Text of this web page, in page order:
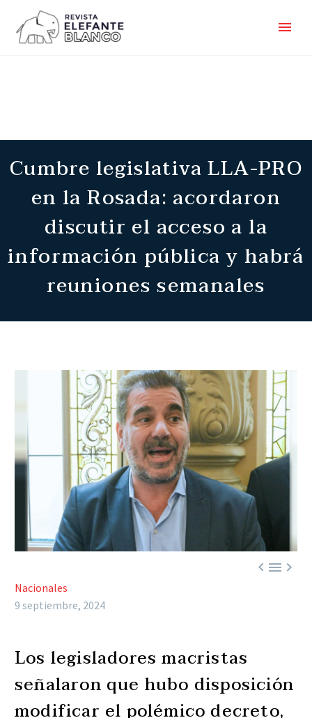
Cumbre legislativa LLA-PRO
en la Rosada: acordaron
discutir el acceso a la
información pública y habrá
reuniones semanales

Nacionales
9 septiembre, 2024
Los legisladores macristas
señalaron que hubo disposición
modificar el polémico decreto,